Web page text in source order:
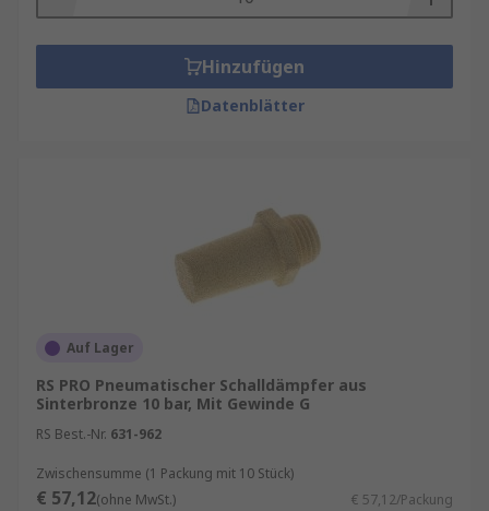
Hinzufügen
Datenblätter
Auf Lager
RS PRO Pneumatischer Schalldämpfer aus
Sinterbronze 10 bar, Mit Gewinde G
RS Best.-Nr. 631-962
Zwischensumme (1 Packung mit 10 Stück)
€ 57,12(ohne MwSt.) € 57,12/Packung